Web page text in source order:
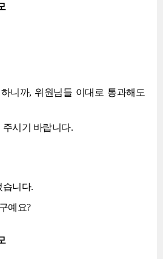
니까, 위원님들 이대로 통과해도
주시기 바랍니다.
습니다.
예요?